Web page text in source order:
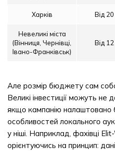
Харків Від
Невеликі міста
(Вінниця, Чернівці,
Івано-Франківськ)
Від
Але розмір бюджету сам
Великі інвестиції можуть не
якщо кампанію налаштовано
особливостей локального
у ніші. Наприклад, фахівці
орієнтуючись на принцип: